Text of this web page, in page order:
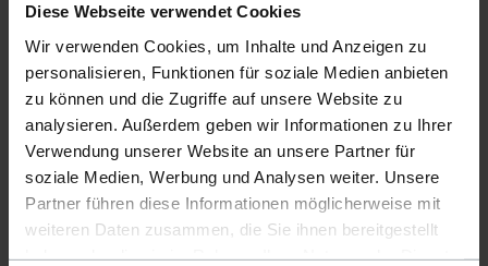
Diese Webseite verwendet Cookies
Wir verwenden Cookies, um Inhalte und Anzeigen zu
personalisieren, Funktionen für soziale Medien anbieten
zu können und die Zugriffe auf unsere Website zu
analysieren. Außerdem geben wir Informationen zu Ihrer
Verwendung unserer Website an unsere Partner für
soziale Medien, Werbung und Analysen weiter. Unsere
Partner führen diese Informationen möglicherweise mit
weiteren Daten zusammen, die Sie ihnen bereitgestellt
Geräte///Klammer­geräte///Spezialklam­mergeräte//
Klammer­geräte für Kunststoff­klammern
F1B SR5-16 PLASTIC